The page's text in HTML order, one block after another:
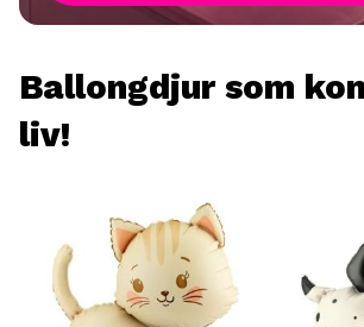
Ballongdjur som
liv!